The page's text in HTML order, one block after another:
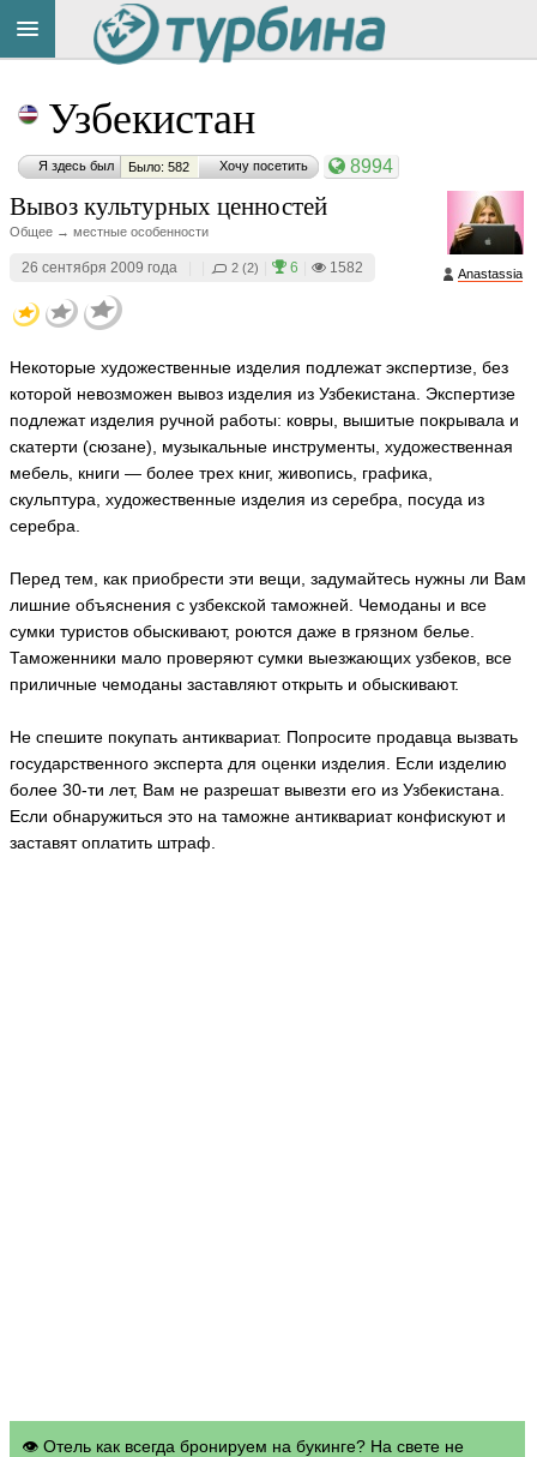
Узбекистан
Я здесь был Было: 582 Хочу посетить 8994
Anastassia
Вывоз культурных ценностей
Общее → местные особенности
26 сентября 2009 года 2 (2) 6 1582
Некоторые художественные изделия подлежат экспертизе, без
которой невозможен вывоз изделия из Узбекистана. Экспертизе
подлежат изделия ручной работы: ковры, вышитые покрывала и
скатерти (сюзане), музыкальные инструменты, художественная
мебель, книги — более трех книг, живопись, графика,
скульптура, художественные изделия из серебра, посуда из
серебра.
Перед тем, как приобрести эти вещи, задумайтесь нужны ли Вам
лишние объяснения с узбекской таможней. Чемоданы и все
сумки туристов обыскивают, роются даже в грязном белье.
Таможенники мало проверяют сумки выезжающих узбеков, все
приличные чемоданы заставляют открыть и обыскивают.
Не спешите покупать антиквариат. Попросите продавца вызвать
государственного эксперта для оценки изделия. Если изделию
более 30-ти лет, Вам не разрешат вывезти его из Узбекистана.
Если обнаружиться это на таможне антиквариат конфискуют и
заставят оплатить штраф.
👁 Отель как всегда бронируем на букинге? На свете не
на
сайте: